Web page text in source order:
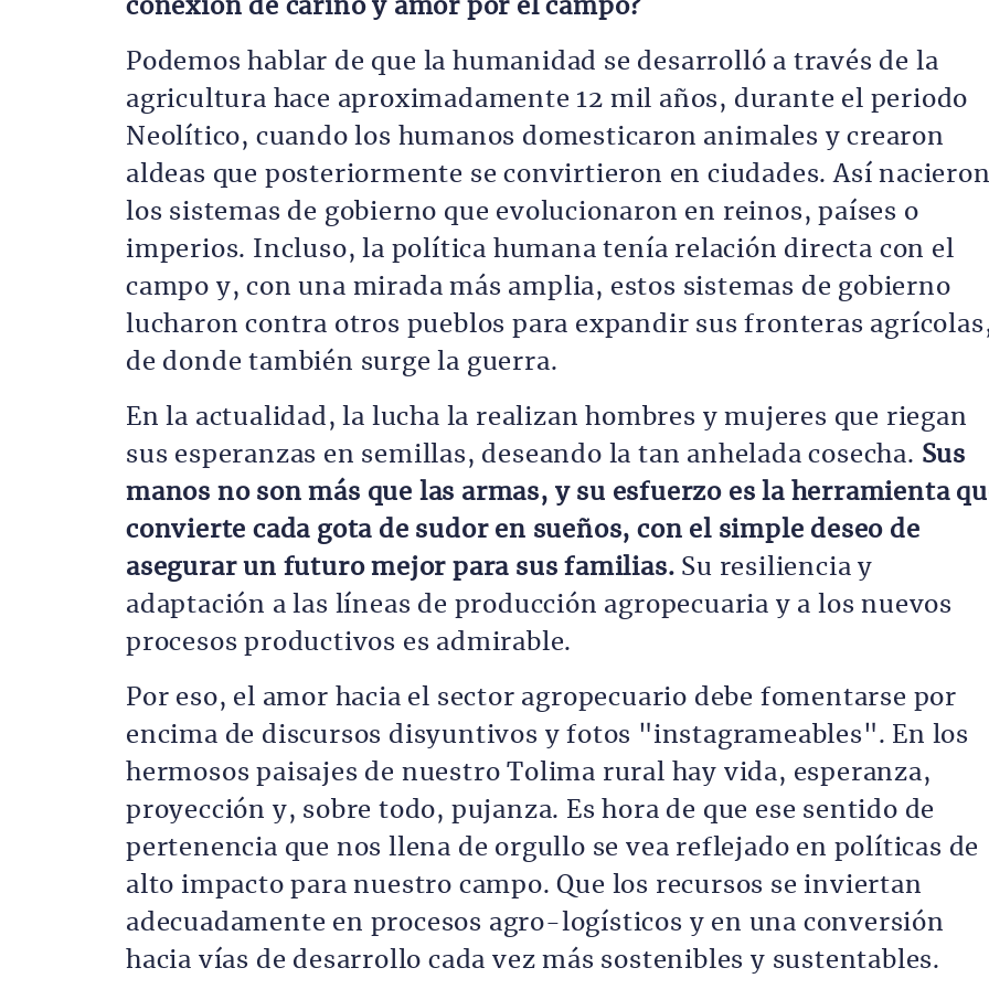
conexión de cariño y amor por el campo?
Podemos hablar de que la humanidad se desarrolló a través de la
agricultura hace aproximadamente 12 mil años, durante el periodo
Neolítico, cuando los humanos domesticaron animales y crearon
aldeas que posteriormente se convirtieron en ciudades. Así nacieron
los sistemas de gobierno que evolucionaron en reinos, países o
imperios. Incluso, la política humana tenía relación directa con el
campo y, con una mirada más amplia, estos sistemas de gobierno
lucharon contra otros pueblos para expandir sus fronteras
de donde también surge la guerra.
En la actualidad, la lucha la realizan hombres y mujeres que riegan
sus esperanzas en semillas, deseando la tan anhelada cosecha. Sus
manos no son más que las armas, y su esfuerzo es la herramienta
convierte cada gota de sudor en sueños, con el simple deseo de
asegurar un futuro mejor para sus familias. Su resiliencia y
adaptación a las líneas de producción agropecuaria y a los nuevos
procesos productivos es admirable.
Por eso, el amor hacia el sector agropecuario debe fomentarse por
encima de discursos disyuntivos y fotos "instagrameables". En los
hermosos paisajes de nuestro Tolima rural hay vida, esperanza,
proyección y, sobre todo, pujanza. Es hora de que ese sentido de
pertenencia que nos llena de orgullo se vea reflejado en políticas de
alto impacto para nuestro campo. Que los recursos se inviertan
adecuadamente en procesos agro-logísticos y en una conversión
hacia vías de desarrollo cada vez más sostenibles y sustentables.